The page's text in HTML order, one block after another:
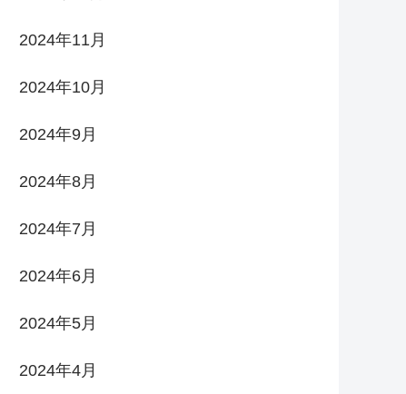
2024年11月
2024年10月
2024年9月
2024年8月
2024年7月
2024年6月
2024年5月
2024年4月